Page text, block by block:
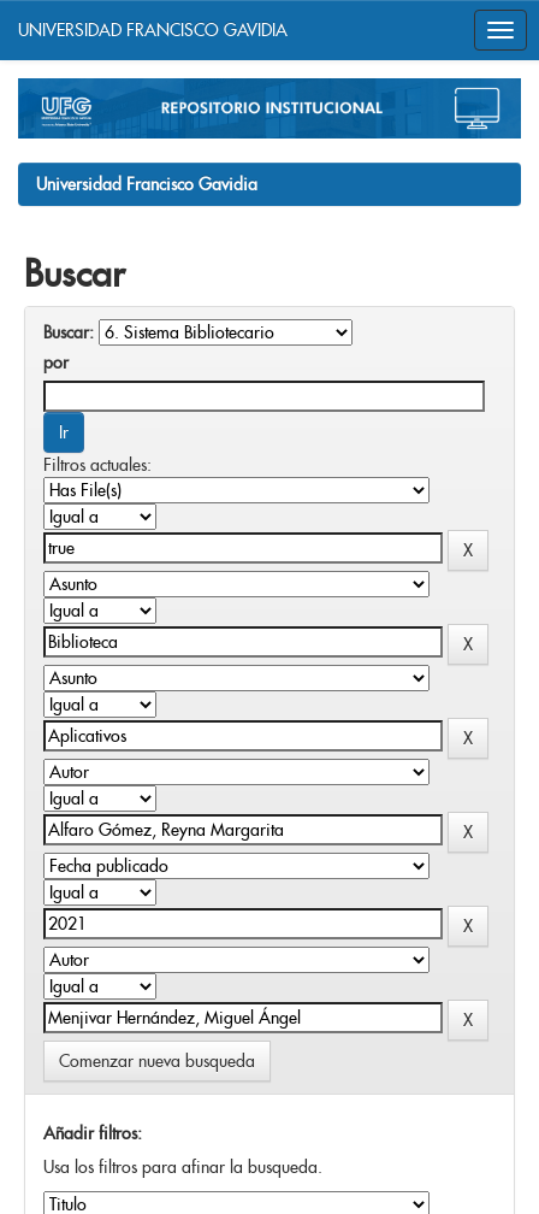
navigation
UNIVERSIDAD FRANCISCO GAVIDIA
Universidad Francisco Gavidia
Buscar
Buscar:
por
Filtros actuales:
Comenzar nueva busqueda
Añadir filtros:
Usa los filtros para afinar la busqueda.